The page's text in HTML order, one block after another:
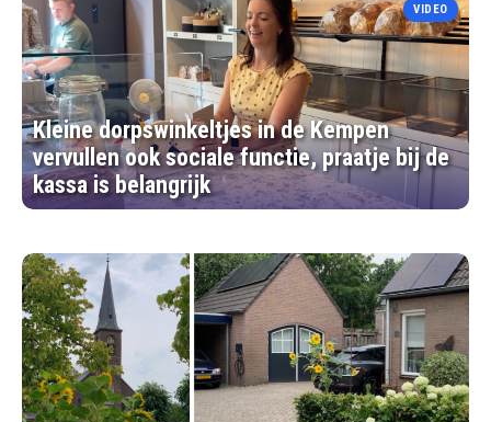
VIDEO
Kleine dorpswinkeltjes in de Kempen
vervullen ook sociale functie, praatje bij de
kassa is belangrijk